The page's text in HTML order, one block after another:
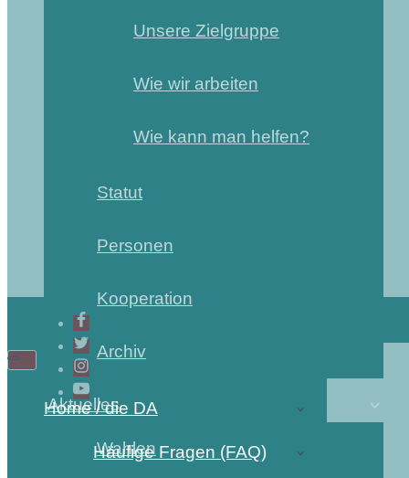
Unsere Zielgruppe
Wie wir arbeiten
Wie kann man helfen?
Statut
Personen
Kooperation
Archiv
Aktuelles
Wahlen
Home / die DA
Häufige Fragen (FAQ)